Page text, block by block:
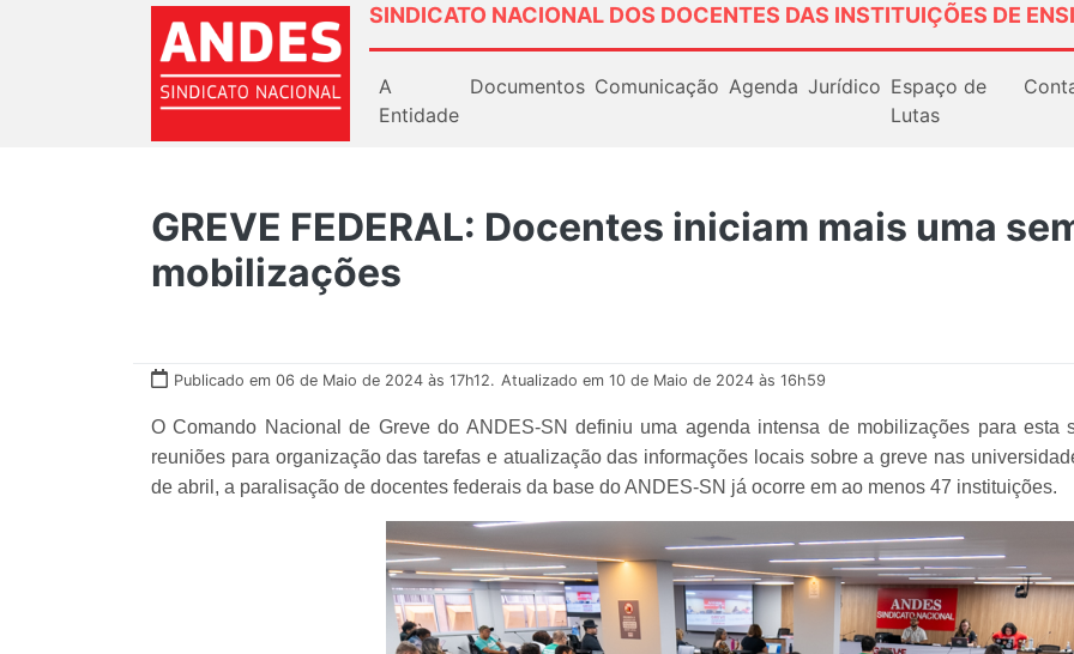
SINDICATO NACIONAL DOS DOCENTES DAS INSTITUIÇÕES DE
A
Entidade
Documentos Comunicação Agenda Jurídico Espaço de
Lutas
GREVE FEDERAL: Docentes iniciam mais uma
mobilizações
Publicado em 06 de Maio de 2024 às 17h12. Atualizado em 10 de Maio de 2024 às 16h59
O Comando Nacional de Greve do ANDES-SN definiu uma agenda intensa de mobilizações para esta
reuniões para organização das tarefas e atualização das informações locais sobre a greve nas
de abril, a paralisação de docentes federais da base do ANDES-SN já ocorre em ao menos 47 instituições.